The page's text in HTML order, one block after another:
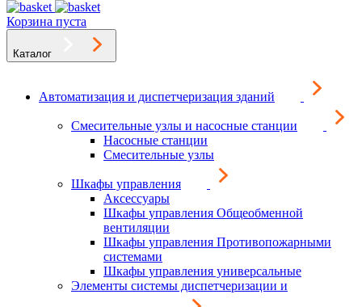
Корзина пуста
Каталог
Автоматизация и диспетчеризация зданий
Смесительные узлы и насосные станции
Насосные станции
Смесительные узлы
Шкафы управления
Аксессуары
Шкафы управления Общеобменной
вентиляции
Шкафы управления Противопожарными
системами
Шкафы управления универсальные
Элементы системы диспетчеризации и